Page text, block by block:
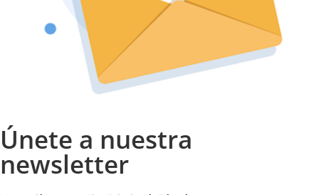
Únete a nuestra
newsletter